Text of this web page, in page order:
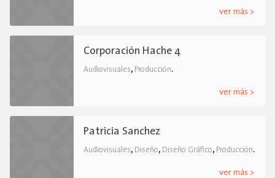
ver más >
Corporación Hache 4
Audiovisuales, Producción.
ver más >
Patricia Sanchez
Audiovisuales, Diseño, Diseño Gráfico, Producción.
ver más >